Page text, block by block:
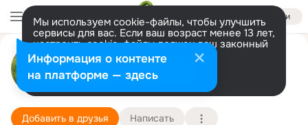
Войти
Мы используем cookie-файлы, чтобы улучшить
сервисы для вас. Если ваш возраст менее 13 лет,
настроить cookie-файлы должен ваш законный
представитель. Больше информации
Разрешить все Настроить
Эдуард Горюнов
Москва
23 января (41 год)
Хакасско-Турецкий лицейПодробнее
Добавить в друзья Написать
Информация о контенте
на платформе — здесь